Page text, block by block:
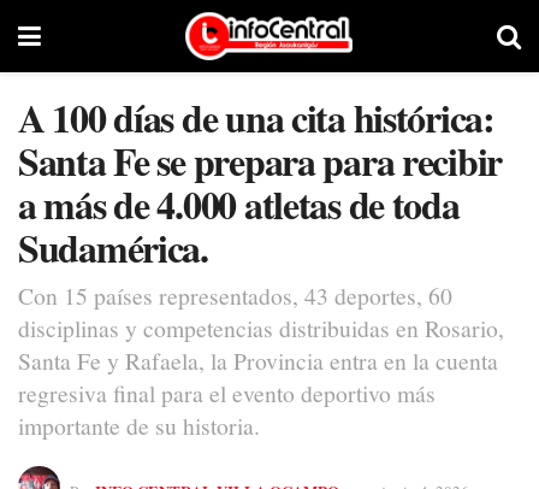
A 100 días de una cita histórica:
Santa Fe se prepara para recibir
a más de 4.000 atletas de toda
Sudamérica.
Con 15 países representados, 43 deportes, 60
disciplinas y competencias distribuidas en Rosario,
Santa Fe y Rafaela, la Provincia entra en la cuenta
regresiva final para el evento deportivo más
importante de su historia.